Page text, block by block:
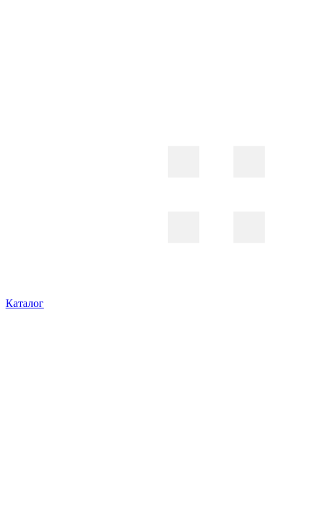
Каталог